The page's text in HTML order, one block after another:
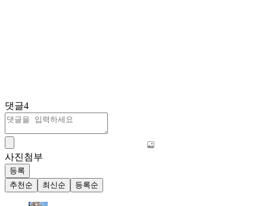
댓글4
사진첨부
등록
추천순
최신순 등록순